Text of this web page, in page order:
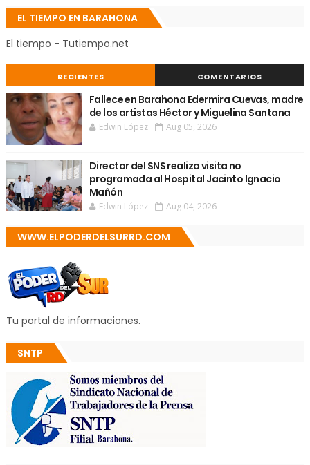
EL TIEMPO EN BARAHONA
El tiempo - Tutiempo.net
RECIENTES COMENTARIOS
Fallece en Barahona Edermira Cuevas, madre
de los artistas Héctor y Miguelina Santana
Edwin López Aug 05, 2026
Director del SNS realiza visita no
programada al Hospital Jacinto Ignacio
Mañón
Edwin López Aug 04, 2026
WWW.ELPODERDELSURRD.COM
Tu portal de informaciones.
SNTP